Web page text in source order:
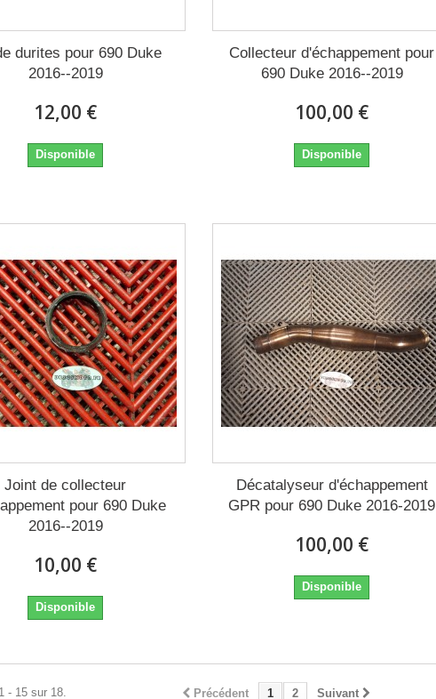
durites pour 690 Duke
2016--2019
12,00 €
Disponible
Collecteur d'échappement pour
690 Duke 2016--2019
100,00 €
Disponible
Joint de collecteur
pour 690 Duke
2016--2019
10,00 €
Disponible
Décatalyseur d'échappement
GPR pour 690 Duke 2016-2019
100,00 €
Disponible
Précédent 1 2 Suivant
- 15 sur 18.